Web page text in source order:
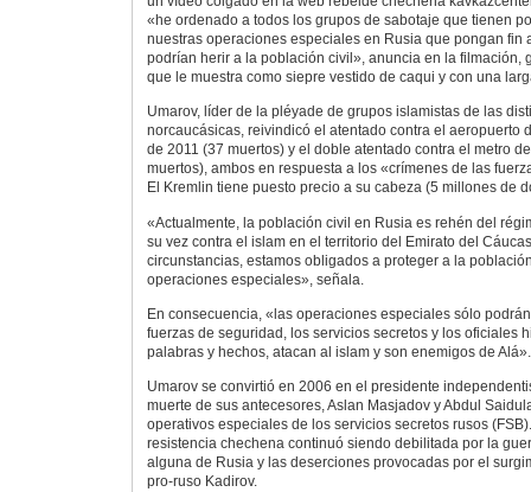
«he ordenado a todos los grupos de sabotaje que tienen
nuestras operaciones especiales en Rusia que pongan fin
podrían herir a la población civil», anuncia en la filmación,
que le muestra como siepre vestido de caqui y con una
Umarov, líder de la pléyade de grupos islamistas de las
norcaucásicas, reivindicó el atentado contra el aeropuerto
de 2011 (37 muertos) y el doble atentado contra el metro
muertos), ambos en respuesta a los «crímenes de las
El Kremlin tiene puesto precio a su cabeza (5 millones de
«Actualmente, la población civil en Rusia es rehén del
su vez contra el islam en el territorio del Emirato del
circunstancias, estamos obligados a proteger a la
operaciones especiales», señala.
En consecuencia, «las operaciones especiales sólo
fuerzas de seguridad, los servicios secretos y los oficiales
palabras y hechos, atacan al islam y son enemigos de Alá».
Umarov se convirtió en 2006 en el presidente
muerte de sus antecesores, Aslan Masjadov y Abdul
operativos especiales de los servicios secretos rusos
resistencia chechena continuó siendo debilitada por la
alguna de Rusia y las deserciones provocadas por el
pro-ruso Kadirov.